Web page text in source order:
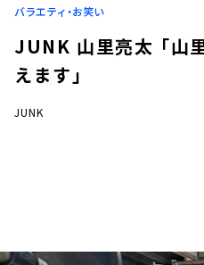
ログイン
バラエティ・お笑い
JUNK 山里亮太 「山
えます」
JUNK